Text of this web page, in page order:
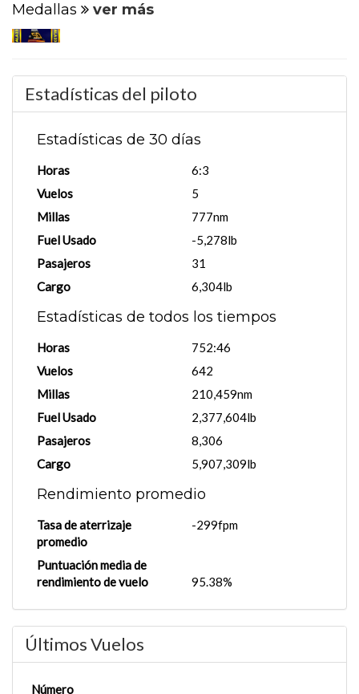
Medallas ver más
Estadísticas del piloto
Estadísticas de 30 días
Horas
6:3
Vuelos
5
Millas
777nm
Fuel Usado
-5,278lb
Pasajeros
31
Cargo
6,304lb
Estadísticas de todos los tiempos
Horas
752:46
Vuelos
642
Millas
210,459nm
Fuel Usado
2,377,604lb
Pasajeros
8,306
Cargo
5,907,309lb
Rendimiento promedio
Tasa de aterrizaje
promedio
-299fpm
Puntuación media de
rendimiento de vuelo
95.38%
Últimos Vuelos
Número